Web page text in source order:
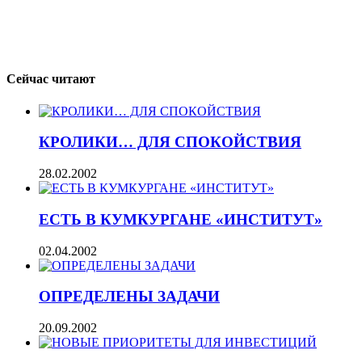
Сейчас читают
КРОЛИКИ… ДЛЯ СПОКОЙСТВИЯ
28.02.2002
ЕСТЬ В КУМКУРГАНЕ «ИНСТИТУТ»
02.04.2002
ОПРЕДЕЛЕНЫ ЗАДАЧИ
20.09.2002